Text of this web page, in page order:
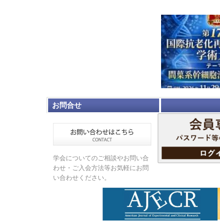
お問合せ
学会についてのご相談やお問い合
わせ・ご入会方法等お気軽にお問
い合わせください。